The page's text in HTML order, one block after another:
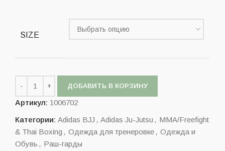
SIZE
ДОБАВИТЬ В КОРЗИНУ
Артикул: 1006702
Категории: Adidas BJJ , Adidas Ju-Jutsu , MMA/Freefight
& Thai Boxing , Одежда для тренеровке, Одежда и
Обувь , Раш-гарды